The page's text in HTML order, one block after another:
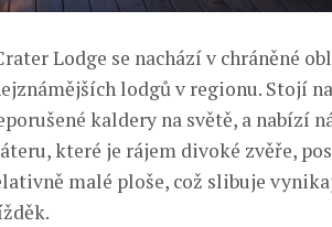
Lodge se nachází v chráněné
lodgů v regionu. Stojí
kaldery na světě, a nabízí
které je rájem divoké zvěře,
malé ploše, což slibuje